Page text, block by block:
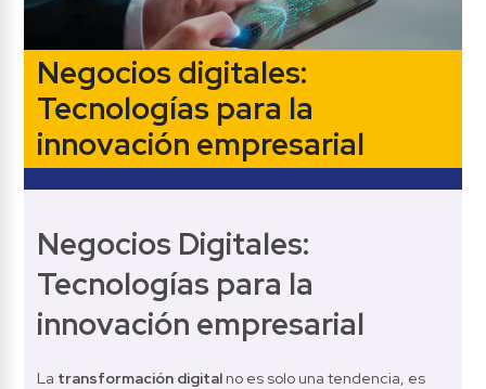
Negocios digitales:
Tecnologías para la
innovación empresarial
Negocios Digitales:
Tecnologías para la
innovación empresarial
La transformación digital no es solo una tendencia, es